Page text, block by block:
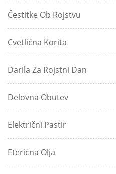
Čestitke Ob Rojstvu
Cvetlična Korita
Darila Za Rojstni Dan
Delovna Obutev
Električni Pastir
Eterična Olja